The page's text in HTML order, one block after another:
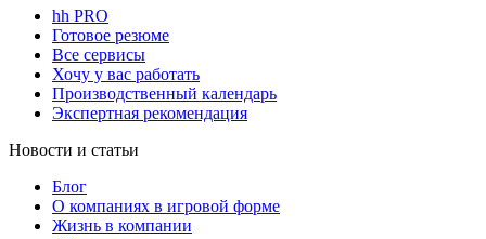
hh PRO
Готовое резюме
Все сервисы
Хочу у вас работать
Производственный календарь
Экспертная рекомендация
Новости и статьи
Блог
О компаниях в игровой форме
Жизнь в компании